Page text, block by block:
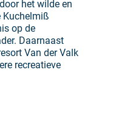
het wilde en
Kuchelmiß
op de
Daarnaast
Van der Valk
recreatieve